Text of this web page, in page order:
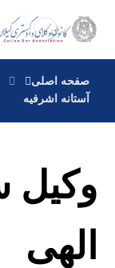
صفحه اصلی
آستانه اشرفیه
وکیل
الهی